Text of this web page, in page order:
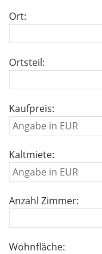
Ort:
Ortsteil:
Kaufpreis:
Kaltmiete:
Anzahl Zimmer:
Wohnfläche: